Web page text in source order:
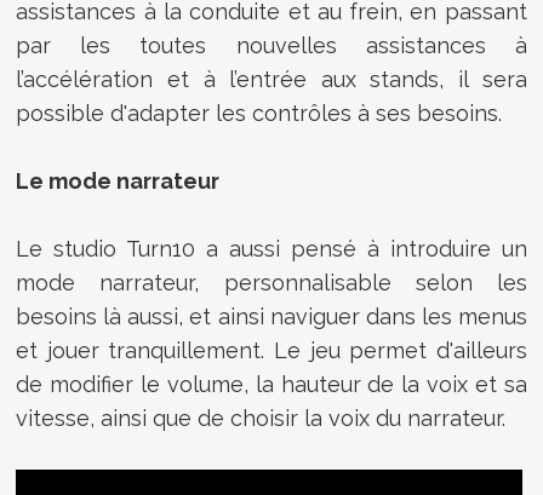
assistances à la conduite et au frein, en passant
par les toutes nouvelles assistances à
l’accélération et à l’entrée aux stands, il sera
possible d'adapter les contrôles à ses besoins.
Le mode narrateur
Le studio Turn10 a aussi pensé à introduire un
mode narrateur, personnalisable selon les
besoins là aussi, et ainsi naviguer dans les menus
et jouer tranquillement. Le jeu permet d'ailleurs
de modifier le volume, la hauteur de la voix et sa
vitesse, ainsi que de choisir la voix du narrateur.